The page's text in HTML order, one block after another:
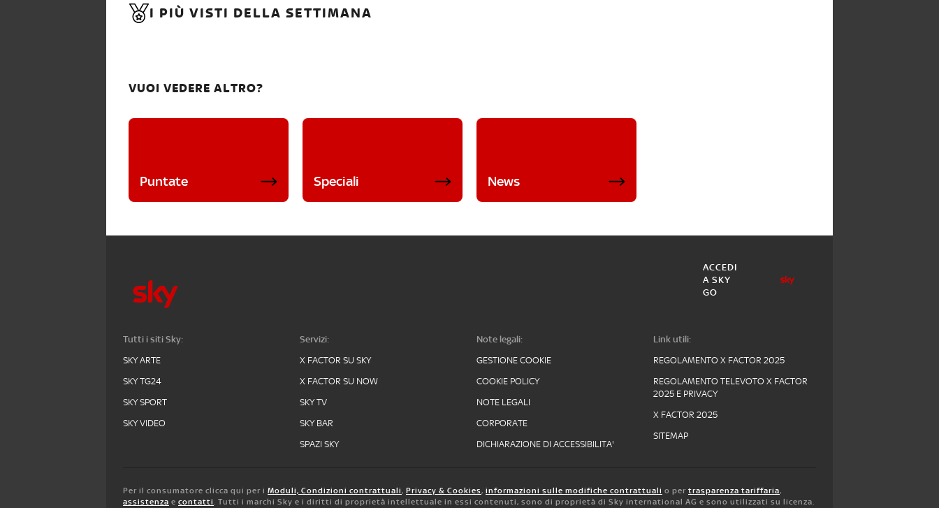
I PIÙ VISTI DELLA SETTIMANA
VUOI VEDERE ALTRO?
Puntate Speciali News
ACCEDI
A SKY
GO
Tutti i siti Sky:
SKY ARTE
SKY TG24
SKY SPORT
SKY VIDEO
Servizi:
X FACTOR SU SKY
X FACTOR SU NOW
SKY TV
SKY BAR
SPAZI SKY
Note legali:
GESTIONE COOKIE
COOKIE POLICY
NOTE LEGALI
CORPORATE
DICHIARAZIONE DI ACCESSIBILITA'
Link utili:
REGOLAMENTO X FACTOR 2025
REGOLAMENTO TELEVOTO X FACTOR
2025 E PRIVACY
X FACTOR 2025
SITEMAP
Per il consumatore clicca qui per i Moduli, Condizioni contrattuali, Privacy & Cookies, informazioni sulle modifiche contrattuali o per trasparenza tariffaria,
assistenza e contatti. Tutti i marchi Sky e i diritti di proprietà intellettuale in essi contenuti, sono di proprietà di Sky international AG e sono utilizzati su licenza.